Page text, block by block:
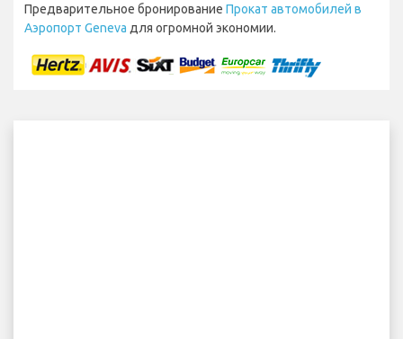
Предварительное бронирование Прокат автомобилей в
Аэропорт Geneva для огромной экономии.